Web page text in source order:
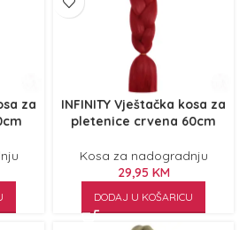
za
INFINITY Vještačka kosa za
pletenice crvena 60cm
Kosa za nadogradnju
29,95 KM
DODAJ U KOŠARICU